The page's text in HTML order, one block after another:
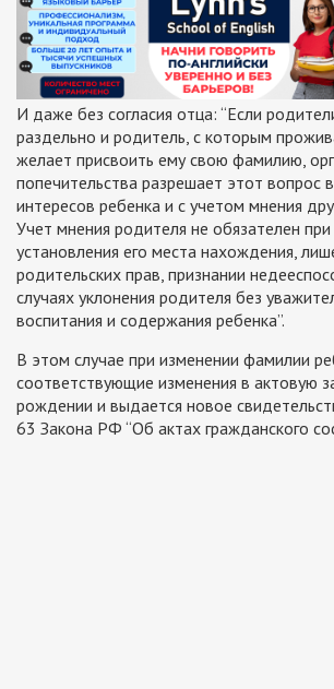
И даже без согласия отца: “Если
раздельно и родитель, с которым
желает присвоить ему свою фамилию,
попечительства разрешает этот вопрос
интересов ребенка и с учетом мнения
Учет мнения родителя не обязателен
установления его места нахождения,
родительских прав, признании
случаях уклонения родителя без
воспитания и содержания ребенка”.
В этом случае при изменении фамилии
соответствующие изменения в актовую
рождении и выдается новое
63 Закона РФ “Об актах гражданского